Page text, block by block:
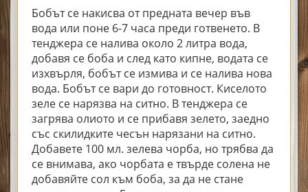
Бобът се накисва от предната вечер във
вода или поне 6-7 часа преди готвенето. В
тенджера се налива около 2 литра вода,
добавя се боба и след като кипне, водата се
изхвърля, бобът се измива и се налива нова
вода. Бобът се вари до готовност. Киселото
зеле се нарязва на ситно. В тенджера се
загрява олиото и се прибавя зелето, заедно
със скилидките чесън нарязани на ситно.
Добавете 100 мл. зелева чорба, но трябва да
се внимава, ако чорбата е твърде солена не
добавяйте сол към боба, за да не стане